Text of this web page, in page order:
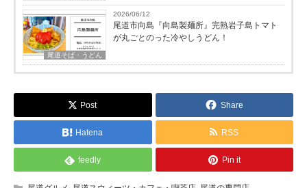
尾道そば・うどん
2026/06/12
尾道市向島『向島製麺所』完熟岩子島トマト
が丸ごとのった冷やしうどん！
Post Share
Hatena RSS
feedly Pin it